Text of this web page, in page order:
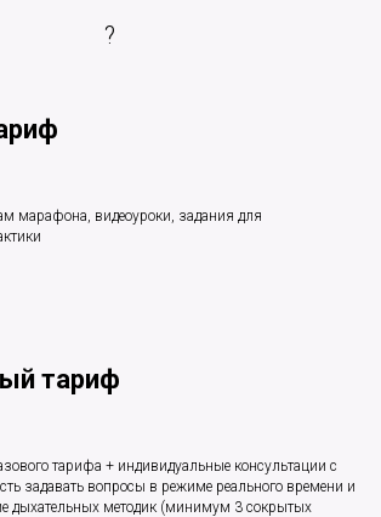
?
марафона, видеоуроки, задания для
тариф
тарифа + индивидуальные консультации с
задавать вопросы в режиме реального времени и
дыхательных методик (минимум 3 сокрытых